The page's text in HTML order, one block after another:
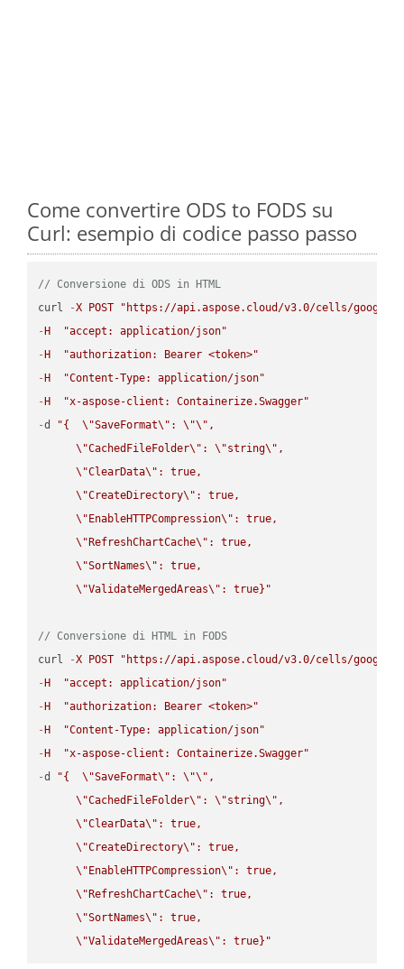
Come convertire ODS to FODS su
Curl: esempio di codice passo passo
// Conversione di ODS in HTML
curl
-X POST
"https://api.aspose.cloud/v3.0/cells/
- H
"accept: application/json"
- H
"authorization: Bearer <token>"
- H
"Content-Type: application/json"
- H
"x-aspose-client: Containerize.Swagger"
-d "{ \"SaveFormat\" : \"\" ,
\"CachedFileFolder\" : \"string\" ,
\"ClearData\" : true,
\"CreateDirectory\" : true,
\" EnableHTTPCompression\" : true,
\" RefreshChartCache\" : true,
\"SortNames\" : true,
\"ValidateMergedAreas\" : true}"
// Conversione di HTML in FODS
curl
-X POST
"https://api.aspose.cloud/v3.0/cells/
- H
"accept: application/json"
- H
"authorization: Bearer <token>"
- H
"Content-Type: application/json"
- H
"x-aspose-client: Containerize.Swagger"
-d "{ \"SaveFormat\" : \"\" ,
\"CachedFileFolder\" : \"string\" ,
\"ClearData\" : true,
\"CreateDirectory\" : true,
\" EnableHTTPCompression\" : true,
\" RefreshChartCache\" : true,
\"SortNames\" : true,
\"ValidateMergedAreas\" : true}"